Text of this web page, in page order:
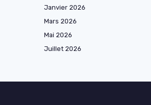
Janvier 2026
Mars 2026
Mai 2026
Juillet 2026